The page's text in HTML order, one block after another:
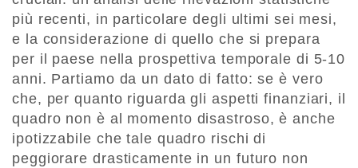
più recenti, in particolare degli ultimi sei mesi,
e la considerazione di quello che si prepara
per il paese nella prospettiva temporale di 5-10
anni. Partiamo da un dato di fatto: se è vero
che, per quanto riguarda gli aspetti finanziari, il
quadro non è al momento disastroso, è anche
ipotizzabile che tale quadro rischi di
peggiorare drasticamente in un futuro non